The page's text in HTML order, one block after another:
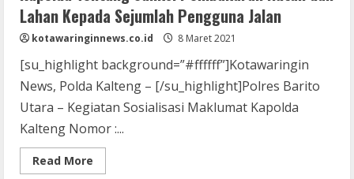
Lahan Kepada Sejumlah Pengguna Jalan
kotawaringinnews.co.id 8 Maret 2021
[su_highlight background=”#ffffff”]Kotawaringin
News, Polda Kalteng – [/su_highlight]Polres Barito
Utara – Kegiatan Sosialisasi Maklumat Kapolda
Kalteng Nomor :...
Read More
more